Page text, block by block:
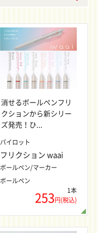
消せるボールペンフリ
クションから新シリー
ズ発売！ひ...
パイロット
フリクション waai
ボールペン/マーカー
ボールペン
1本
253円(税込)